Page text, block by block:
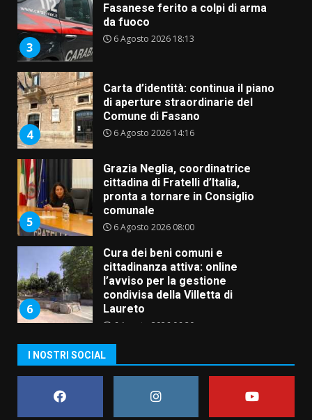
3
Fasanese ferito a colpi di arma
da fuoco
6 Agosto 2026 18:13
4
Carta d’identità: continua il piano
di aperture straordinarie del
Comune di Fasano
6 Agosto 2026 14:16
5
Grazia Neglia, coordinatrice
cittadina di Fratelli d’Italia,
pronta a tornare in Consiglio
comunale
6 Agosto 2026 08:00
6
Cura dei beni comuni e
cittadinanza attiva: online
l’avviso per la gestione
condivisa della Villetta di
Laureto
6 Agosto 2026 06:20
assoluta de “L’Albergo
Belvedere. Il rapimento”
6 Agosto 2026 06:15
I NOSTRI SOCIAL